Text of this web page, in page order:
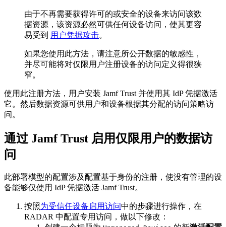
由于不再需要获得许可的或安全的设备来访问该数
据资源，该资源必然可供任何设备访问，使其更容
易受到 用户凭据攻击。
如果您使用此方法，请注意所公开数据的敏感性，
并尽可能将对仅限用户注册设备的访问定义得很狭
窄。
使用此注册方法，用户安装 Jamf Trust 并使用其 IdP 凭据激活
它。然后数据资源可供用户和设备根据其分配的访问策略访
问。
通过 Jamf Trust 启用仅限用户的数据访
问
此部署模型的配置涉及配置基于身份的注册，使没有管理的设
备能够仅使用 IdP 凭据激活 Jamf Trust。
按照为受信任设备启用访问中的步骤进行操作，在
RADAR 中配置专用访问，做以下修改：